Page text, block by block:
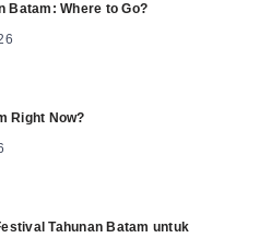
Batam: Where to Go?
Right Now?
Tahunan Batam untuk